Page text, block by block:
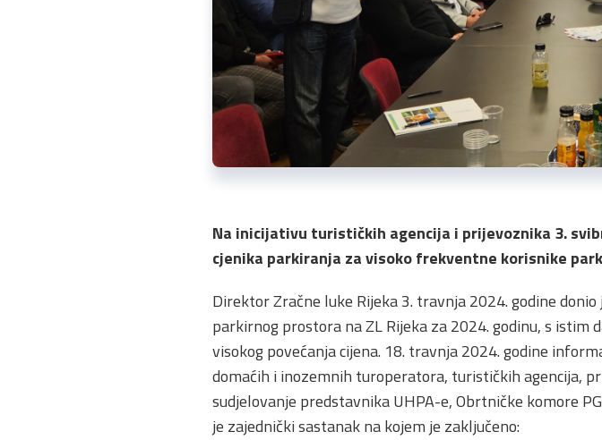
Na inicijativu turističkih agencija i prijevoznika 3.
cjenika parkiranja za visoko frekventne korisnike
Direktor Zračne luke Rijeka 3. travnja 2024. godine
parkirnog prostora na ZL Rijeka za 2024. godinu, s
visokog povećanja cijena. 18. travnja 2024. godine
domaćih i inozemnih turoperatora, turističkih agencija,
sudjelovanje predstavnika UHPA-e, Obrtničke komore
je zajednički sastanak na kojem je zaključeno: